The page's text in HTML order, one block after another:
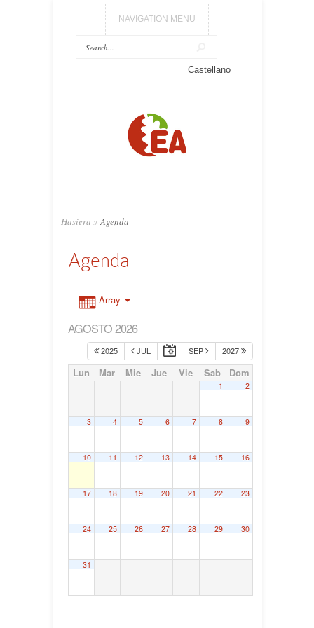
NAVIGATION MENU
Castellano
Hasiera » Agenda
Agenda
Array
AGOSTO 2026
2025 JUL SEP 2027
Lun Mar Mie Jue Vie Sab Dom
1 2
3 4 5 6 7 8 9
10 11 12 13 14 15 16
17 18 19 20 21 22 23
24 25 26 27 28 29 30
31